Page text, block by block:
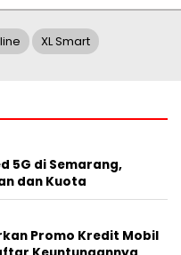
XL Smart
5G di Semarang,
dan Kuota
Promo Kredit Mobil